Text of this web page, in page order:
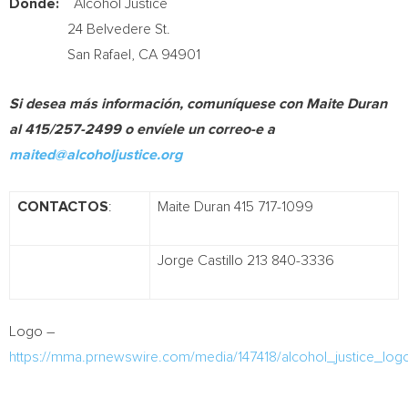
Dónde: Alcohol Justice
24 Belvedere St.
San Rafael, CA 94901
Si desea más información, comuníquese con Maite Duran
al415/257-2499 o envíele un correo-e a
maited@alcoholjustice.org
CONTACTOS: Maite Duran 415 717-1099
Jorge Castillo 213 840-3336
Logo –
https://mma.prnewswire.com/media/147418/